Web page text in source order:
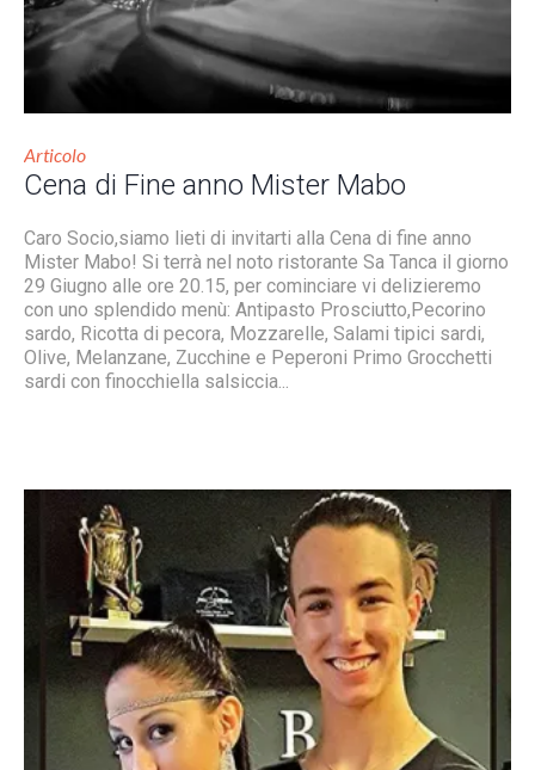
Articolo
Cena di Fine anno Mister Mabo
Caro Socio,siamo lieti di invitarti alla Cena di fine anno
Mister Mabo! Si terrà nel noto ristorante Sa Tanca il giorno
29 Giugno alle ore 20.15, per cominciare vi delizieremo
con uno splendido menù: Antipasto Prosciutto,Pecorino
sardo, Ricotta di pecora, Mozzarelle, Salami tipici sardi,
Olive, Melanzane, Zucchine e Peperoni Primo Grocchetti
sardi con finocchiella salsiccia...